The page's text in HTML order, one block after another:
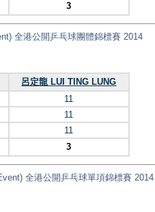
3
全港公開乒乓球團體錦標賽 2014
呂定龍 LUI TING LUNG
11
11
11
3
全港公開乒乓球單項錦標賽 2014